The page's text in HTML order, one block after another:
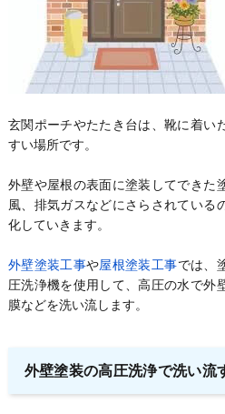
玄関ポーチやたたき台は、靴に着い
すい場所です。
外壁や屋根の表面に塗装してできた
風、排気ガスなどにさらされている
化していきます。
外壁塗装工事や屋根塗装工事では、
圧洗浄機を使用して、高圧の水で外
膜などを洗い流します。
外壁塗装の高圧洗浄で洗い流